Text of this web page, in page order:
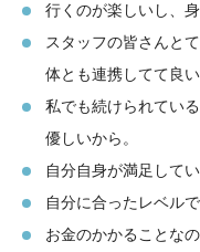
行くのが楽しいし、
スタッフの皆さんと
体とも連携してて良い
私でも続けられてい
優しいから。
自分自身が満足して
自分に合ったレベル
お金のかかることな